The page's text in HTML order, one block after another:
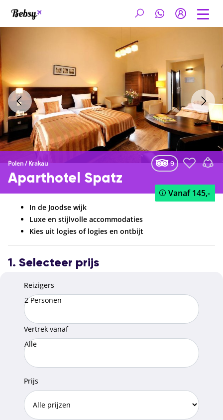
Polen/Krakau 9
Aparthotel Spatz
Vanaf145,-
In de Joodse wijk
Luxe en stijlvolle accommodaties
Kies uit logies of logies en ontbijt
1. Selecteer prijs
Reizigers
2 Personen
Vertrek vanaf
Alle
Prijs